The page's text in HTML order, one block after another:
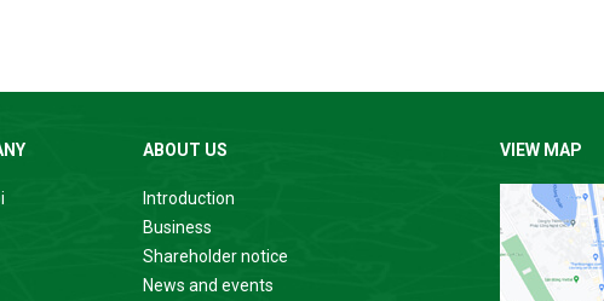
ABOUT US
Introduction
Business
Shareholder notice
News and events
VIEW MAP